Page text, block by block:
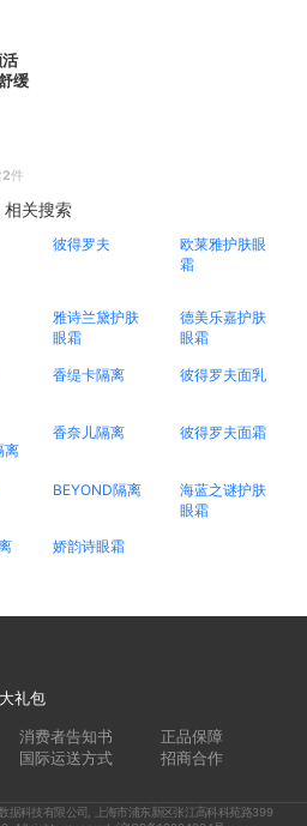
活
缓
2件
相关搜索
彼得罗夫
欧莱雅护肤眼
霜
雅诗兰黛护肤
眼霜
德美乐嘉护肤
眼霜
香缇卡隔离 彼得罗夫面乳
离
香奈儿隔离 彼得罗夫面霜
BEYOND隔离
海蓝之谜护肤
眼霜
娇韵诗眼霜
礼包
消费者告知书
正品保障
国际运送方式 招商合作
科技有限公司, 上海市浦东新区张江高科科苑路399